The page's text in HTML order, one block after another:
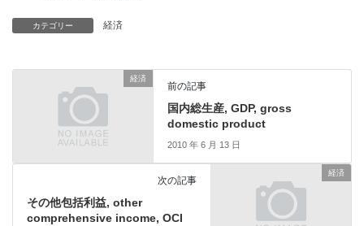
カテゴリー 経済
経済
前の記事
国内総生産, GDP, gross
domestic product
2010 年 6 月 13 日
経済
次の記事
その他包括利益, other
comprehensive income, OCI